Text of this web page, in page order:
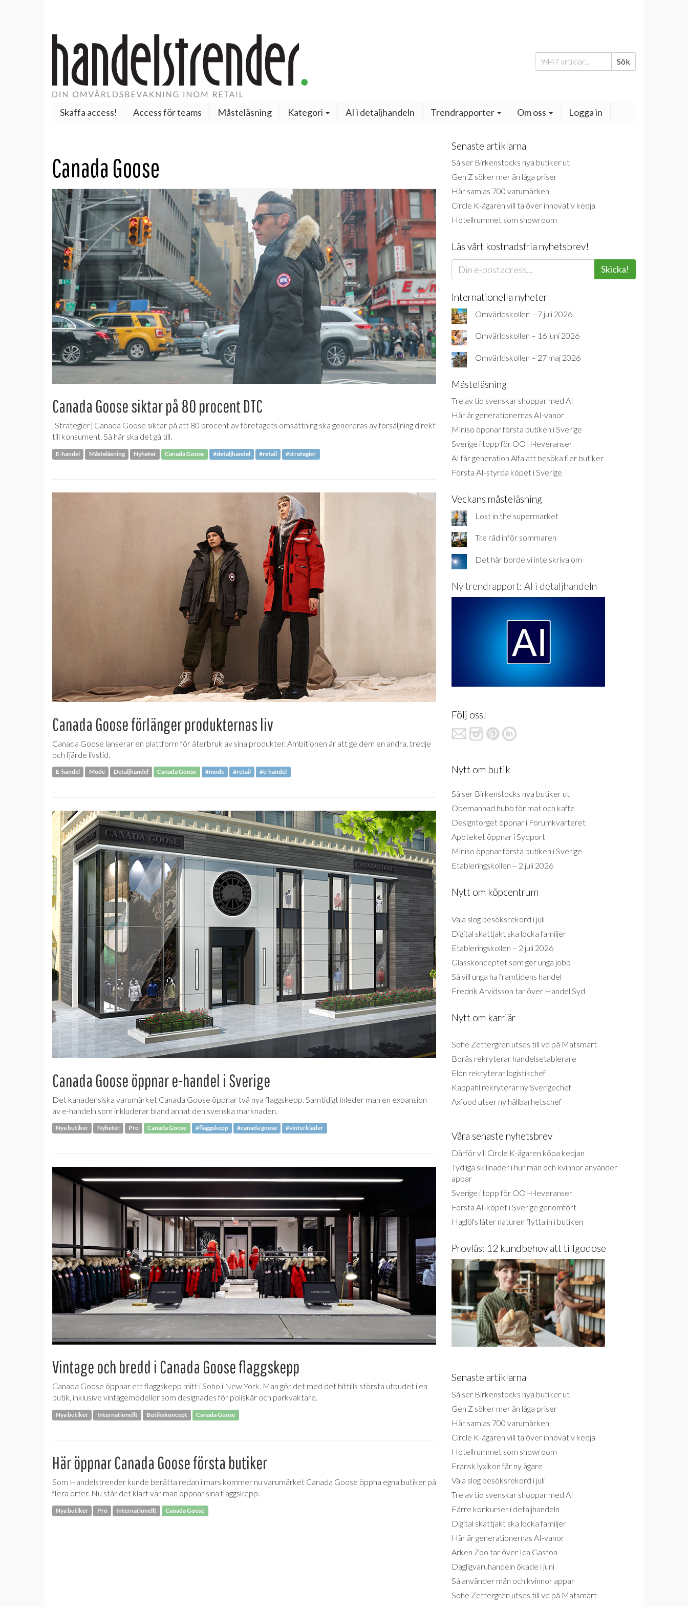
Sök
efter:
Sök
Skaffa access! Access för teams Måsteläsning Kategori AI i detaljhandeln Trendrapporter Om oss Logga in
Canada Goose
Canada Goose siktar på 80 procent DTC
[Strategier] Canada Goose siktar på att 80 procent av företagets omsättning ska genereras av försäljning direkt
till konsument. Så här ska det gå till.
E-handel Måsteläsning Nyheter Canada Goose #detaljhandel #retail #strategier
Canada Goose förlänger produkternas liv
Canada Goose lanserar en plattform för återbruk av sina produkter. Ambitionen är att ge dem en andra, tredje
och fjärde livstid.
E-handel Mode Detaljhandel Canada Goose #mode #retail #e-handel
Canada Goose öppnar e-handel i Sverige
Det kanadensiska varumärket Canada Goose öppnar två nya flaggskepp. Samtidigt inleder man en expansion
av e-handeln som inkluderar bland annat den svenska marknaden.
Nya butiker Nyheter Pro Canada Goose #flaggskepp #canada goose #vinterkläder
Vintage och bredd i Canada Goose flaggskepp
Canada Goose öppnar ett flaggskepp mitt i Soho i New York. Man gör det med det hittills största utbudet i en
butik, inklusive vintagemodeller som designades för poliskår och parkvaktare.
Nya butiker Internationellt Butikskoncept Canada Goose
Här öppnar Canada Goose första butiker
Som Handelstrender kunde berätta redan i mars kommer nu varumärket Canada Goose öppna egna butiker på
flera orter. Nu står det klart var man öppnar sina flaggskepp.
Nya butiker Pro Internationellt Canada Goose
Senaste artiklarna
Så ser Birkenstocks nya butiker ut
Gen Z söker mer än låga priser
Här samlas 700 varumärken
Circle K-ägaren vill ta över innovativ kedja
Hotellrummet som showroom
Läs vårt kostnadsfria nyhetsbrev!
Skicka!
Internationella nyheter
Omvärldskollen – 7 juli 2026
Omvärldskollen – 16 juni 2026
Omvärldskollen – 27 maj 2026
Måsteläsning
Tre av tio svenskar shoppar med AI
Här är generationernas AI-vanor
Miniso öppnar första butiken i Sverige
Sverige i topp för OOH-leveranser
AI får generation Alfa att besöka fler butiker
Första AI-styrda köpet i Sverige
Veckans måsteläsning
Lost in the supermarket
Tre råd inför sommaren
Det här borde vi inte skriva om
Ny trendrapport: AI i detaljhandeln
Följ oss!
Nytt om butik
Så ser Birkenstocks nya butiker ut
Obemannad hubb för mat och kaffe
Designtorget öppnar i Forumkvarteret
Apoteket öppnar i Sydport
Miniso öppnar första butiken i Sverige
Etableringskollen – 2 juli 2026
Nytt om köpcentrum
Väla slog besöksrekord i juli
Digital skattjakt ska locka familjer
Etableringskollen – 2 juli 2026
Glasskonceptet som ger unga jobb
Så vill unga ha framtidens handel
Fredrik Arvidsson tar över Handel Syd
Nytt om karriär
Sofie Zettergren utses till vd på Matsmart
Borås rekryterar handelsetablerare
Elon rekryterar logistikchef
Kappahl rekryterar ny Sverigechef
Axfood utser ny hållbarhetschef
Våra senaste nyhetsbrev
Därför vill Circle K-ägaren köpa kedjan
Tydliga skillnader i hur män och kvinnor använder
appar
Sverige i topp för OOH-leveranser
Första AI-köpet i Sverige genomfört
Haglöfs låter naturen flytta in i butiken
Provläs: 12 kundbehov att tillgodose
Senaste artiklarna
Så ser Birkenstocks nya butiker ut
Gen Z söker mer än låga priser
Här samlas 700 varumärken
Circle K-ägaren vill ta över innovativ kedja
Hotellrummet som showroom
Fransk lyxikon får ny ägare
Väla slog besöksrekord i juli
Tre av tio svenskar shoppar med AI
Färre konkurser i detaljhandeln
Digital skattjakt ska locka familjer
Här är generationernas AI-vanor
Arken Zoo tar över Ica Gaston
Dagligvaruhandeln ökade i juni
Så använder män och kvinnor appar
Sofie Zettergren utses till vd på Matsmart